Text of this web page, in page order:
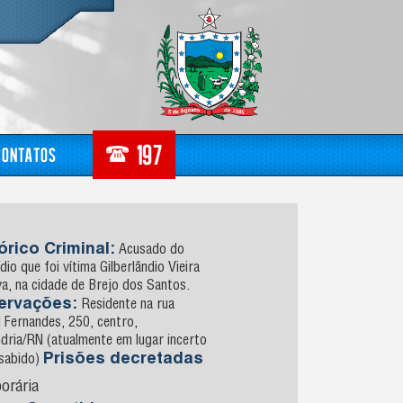
Criminal: Acusado do
que foi vítima Gilberlândio Vieira
na cidade de Brejo dos Santos.
Residente na rua
Fernandes, 250, centro,
RN (atualmente em lugar incerto
Prisões decretadas